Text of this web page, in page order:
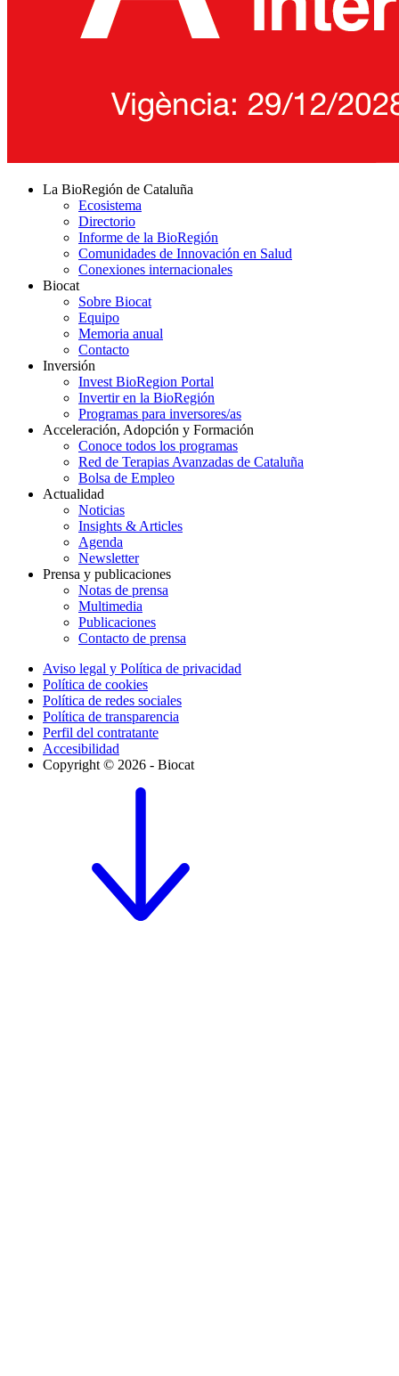
La BioRegión de Cataluña
Ecosistema
Directorio
Informe de la BioRegión
Comunidades de Innovación en Salud
Conexiones internacionales
Biocat
Sobre Biocat
Equipo
Memoria anual
Contacto
Inversión
Invest BioRegion Portal
Invertir en la BioRegión
Programas para inversores/as
Acceleración, Adopción y Formación
Conoce todos los programas
Red de Terapias Avanzadas de Cataluña
Bolsa de Empleo
Actualidad
Noticias
Insights & Articles
Agenda
Newsletter
Prensa y publicaciones
Notas de prensa
Multimedia
Publicaciones
Contacto de prensa
Aviso legal y Política de privacidad
Política de cookies
Política de redes sociales
Política de transparencia
Perfil del contratante
Accesibilidad
Copyright © 2026 - Biocat